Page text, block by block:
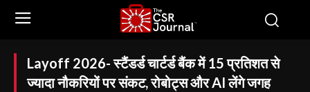
Layoff 2026- स्टैंडर्ड चार्टर्ड बैंक में 15 प्रतिशत से
ज्यादा नौकरियों पर संकट, रोबोट्स और AI लेंगे जगह